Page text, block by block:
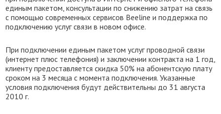
единым пакетом, консультации по снижению затрат на связь
с помощью современных сервисов Beeline и поддержка по
подключению услуг связи в новом офисе.
При подключении единым пакетом услуг проводной связи
(интернет плюс телефония) и заключении контракта на 1 год,
клиенту предоставляется скидка 50% на абонентскую плату
сроком на 3 месяца с момента подключения. Указанные
условия подключения будут действительны до 31 августа
2010 г.